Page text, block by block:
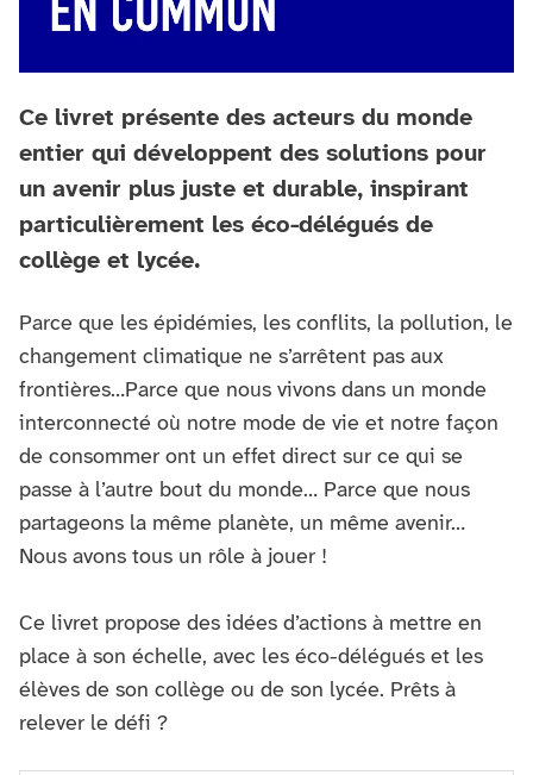
Ce livret présente des acteurs du monde
entier qui développent des solutions pour
un avenir plus juste et durable, inspirant
particulièrement les éco-délégués de
collège et lycée.
Parce que les épidémies, les conflits, la pollution, le
changement climatique ne s’arrêtent pas aux
frontières…Parce que nous vivons dans un monde
interconnecté où notre mode de vie et notre façon
de consommer ont un effet direct sur ce qui se
passe à l’autre bout du monde… Parce que nous
partageons la même planète, un même avenir…
Nous avons tous un rôle à jouer !
Ce livret propose des idées d’actions à mettre en
place à son échelle, avec les éco-délégués et les
élèves de son collège ou de son lycée. Prêts à
relever le défi ?